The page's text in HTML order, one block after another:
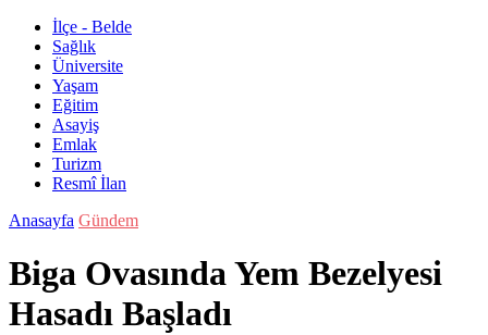
İlçe - Belde
Sağlık
Üniversite
Yaşam
Eğitim
Asayiş
Emlak
Turizm
Resmî İlan
Anasayfa Gündem
Biga Ovasında Yem Bezelyesi
Hasadı Başladı